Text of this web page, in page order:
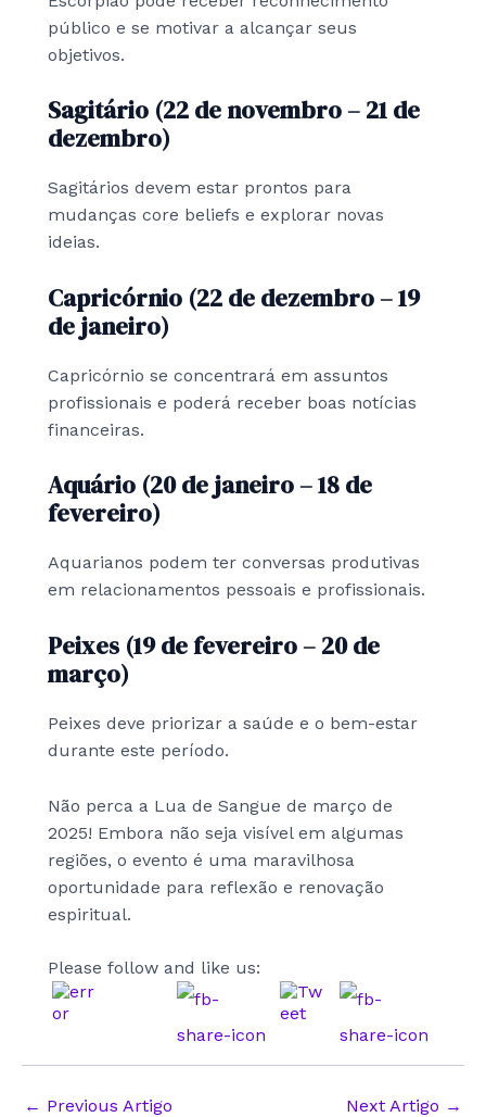
público e se motivar a alcançar seus
objetivos.
Sagitário (22 de novembro – 21 de
dezembro)
Sagitários devem estar prontos para
mudanças core beliefs e explorar novas
ideias.
Capricórnio (22 de dezembro – 19
de janeiro)
Capricórnio se concentrará em assuntos
profissionais e poderá receber boas notícias
financeiras.
Aquário (20 de janeiro – 18 de
fevereiro)
Aquarianos podem ter conversas produtivas
em relacionamentos pessoais e profissionais.
Peixes (19 de fevereiro – 20 de
março)
Peixes deve priorizar a saúde e o bem-estar
durante este período.
Não perca a Lua de Sangue de março de
2025! Embora não seja visível em algumas
regiões, o evento é uma maravilhosa
oportunidade para reflexão e renovação
espiritual.
Please follow and like us:
Post
← Previous Artigo Next Artigo →